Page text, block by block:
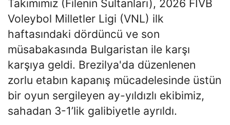
Takımımız (Filenin Sultanları), 2026 FIVB
Voleybol Milletler Ligi (VNL) ilk
haftasındaki dördüncü ve son
müsabakasında Bulgaristan ile karşı
karşıya geldi. Brezilya'da düzenlenen
zorlu etabın kapanış mücadelesinde üstün
bir oyun sergileyen ay-yıldızlı ekibimiz,
sahadan 3-1’lik galibiyetle ayrıldı.